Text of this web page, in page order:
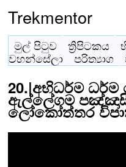
Trekmentor
මුල් පිටුව ත්‍රිපිටකය
වහන්සේලා
පරිත්‍යාග
20.|අභිධර්ම ධර්ම
ඇල්ලේගම
ලෝකෝත්තර